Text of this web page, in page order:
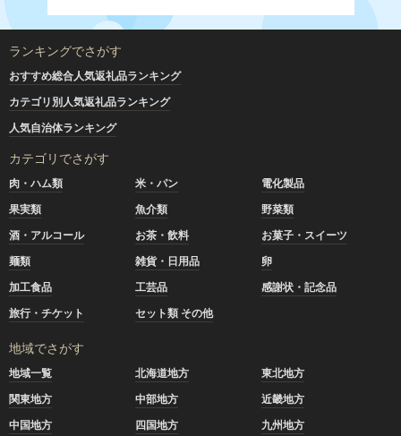
ランキングでさがす
おすすめ総合人気返礼品ランキング
カテゴリ別人気返礼品ランキング
人気自治体ランキング
カテゴリでさがす
肉・ハム類 米・パン
電化製品
果実類
魚介類
野菜類
酒・アルコール
お茶・飲料
お菓子・スイーツ
麺類
雑貨・日用品
卵
加工食品
工芸品
感謝状・記念品
旅行・チケット
セット類 その他
地域でさがす
地域一覧 北海道地方
東北地方
関東地方
中部地方
近畿地方
中国地方
四国地方 九州地方